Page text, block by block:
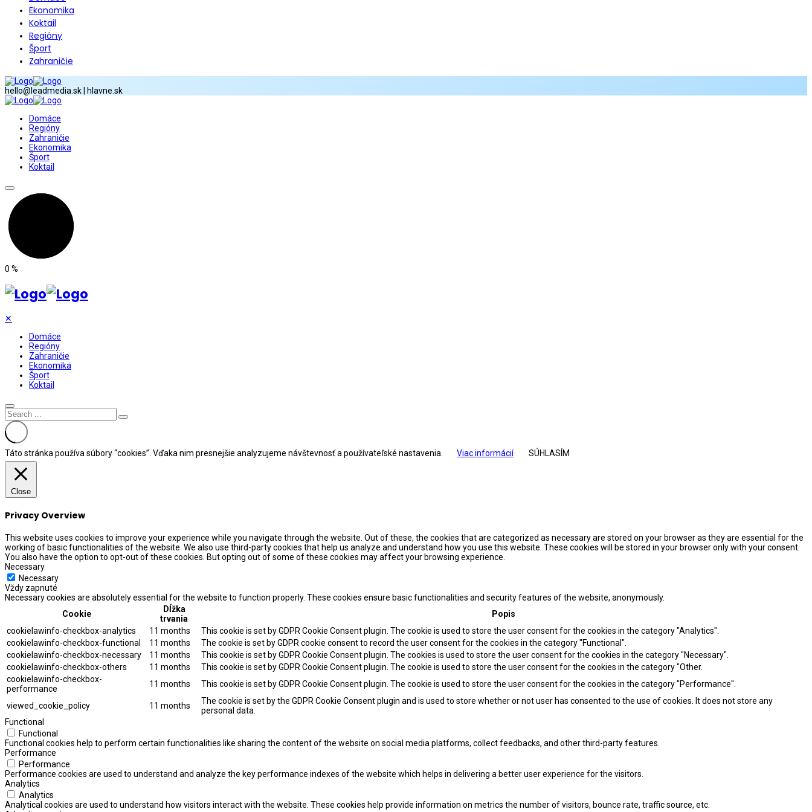
Ekonomika
Koktail
Regióny
Šport
Zahraničie
hello@leadmedia.sk | hlavne.sk
Domáce
Regióny
Zahraničie
Ekonomika
Šport
Koktail
0 %
✕
Domáce
Regióny
Zahraničie
Ekonomika
Šport
Koktail
Táto stránka používa súbory “cookies”. Vďaka nim presnejšie analyzujeme návštevnosť a používateľské nastavenia. Viac informácií SÚHLASÍM
Close
Privacy Overview
This website uses cookies to improve your experience while you navigate through the website. Out of these, the cookies that are categorized as necessary are stored on your browser as they are essential for the
working of basic functionalities of the website. We also use third-party cookies that help us analyze and understand how you use this website. These cookies will be stored in your browser only with your consent.
You also have the option to opt-out of these cookies. But opting out of some of these cookies may affect your browsing experience.
Necessary
Necessary
Vždy zapnuté
Necessary cookies are absolutely essential for the website to function properly. These cookies ensure basic functionalities and security features of the website, anonymously.
Cookie
Dĺžka
trvania
Popis
cookielawinfo-checkbox-analytics
11 months
This cookie is set by GDPR Cookie Consent plugin. The cookie is used to store the user consent for the cookies in the category "Analytics".
cookielawinfo-checkbox-functional
11 months
The cookie is set by GDPR cookie consent to record the user consent for the cookies in the category "Functional".
cookielawinfo-checkbox-necessary
11 months
This cookie is set by GDPR Cookie Consent plugin. The cookies is used to store the user consent for the cookies in the category "Necessary".
cookielawinfo-checkbox-others
11 months
This cookie is set by GDPR Cookie Consent plugin. The cookie is used to store the user consent for the cookies in the category "Other.
cookielawinfo-checkbox-
performance
11 months This cookie is set by GDPR Cookie Consent plugin. The cookie is used to store the user consent for the cookies in the category "Performance".
viewed_cookie_policy 11 months
The cookie is set by the GDPR Cookie Consent plugin and is used to store whether or not user has consented to the use of cookies. It does not store any
personal data.
Functional
Functional
Functional cookies help to perform certain functionalities like sharing the content of the website on social media platforms, collect feedbacks, and other third-party features.
Performance
Performance
Performance cookies are used to understand and analyze the key performance indexes of the website which helps in delivering a better user experience for the visitors.
Analytics
Analytics
Analytical cookies are used to understand how visitors interact with the website. These cookies help provide information on metrics the number of visitors, bounce rate, traffic source, etc.